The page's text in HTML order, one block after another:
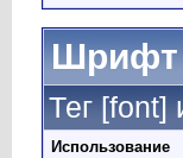
Шрифт
Тег [font]
Использование